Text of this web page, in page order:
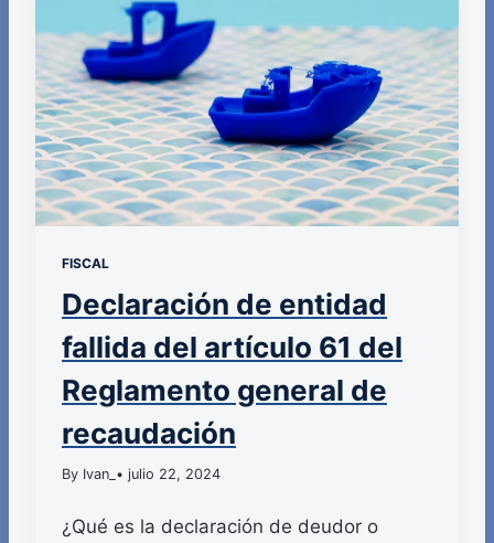
FISCAL
Declaración de entidad
fallida del artículo 61 del
Reglamento general de
recaudación
By Ivan_ • julio 22, 2024
¿Qué es la declaración de deudor o